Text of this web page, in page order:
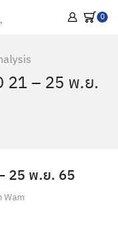
0
21 – 25 พ.ย.
25 พ.ย. 65
Wam